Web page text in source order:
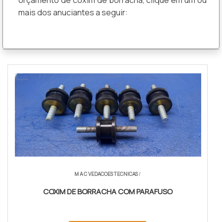
mais dos anuciantes a seguir:
M A C VEDACOES TECNICAS/
COXIM DE BORRACHA COM PARAFUSO